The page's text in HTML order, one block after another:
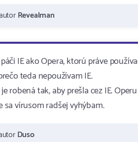
Revealman
IE ako Opera, ktorú práve
teda nepoužívam IE.
robená tak, aby prešla cez IE.
sa vírusom radšej vyhýbam.
Duso